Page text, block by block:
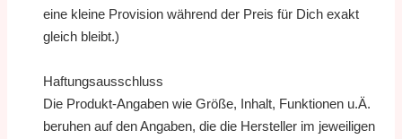
eine kleine Provision während der Preis für Dich exakt
gleich bleibt.)
Haftungsausschluss
Die Produkt-Angaben wie Größe, Inhalt, Funktionen u.Ä.
beruhen auf den Angaben, die die Hersteller im jeweiligen